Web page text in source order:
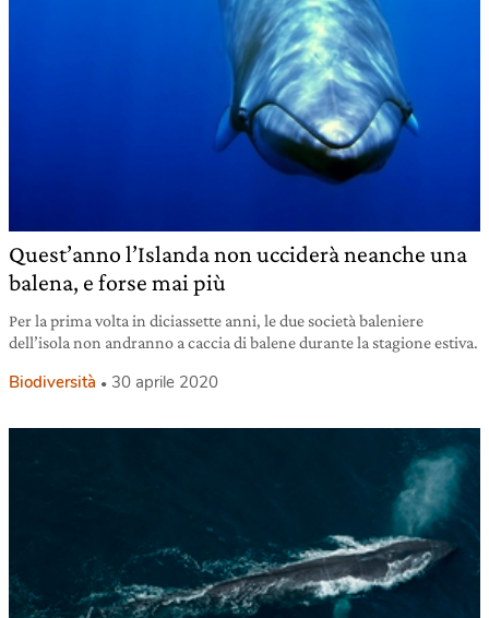
Quest’anno l’Islanda non ucciderà neanche una
balena, e forse mai più
Per la prima volta in diciassette anni, le due società baleniere
dell’isola non andranno a caccia di balene durante la stagione estiva.
Biodiversità 30 aprile 2020